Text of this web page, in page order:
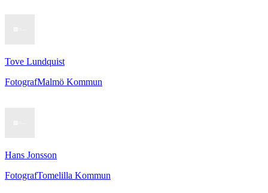
Tove Lundquist
FotografMalmö Kommun
Hans Jonsson
FotografTomelilla Kommun